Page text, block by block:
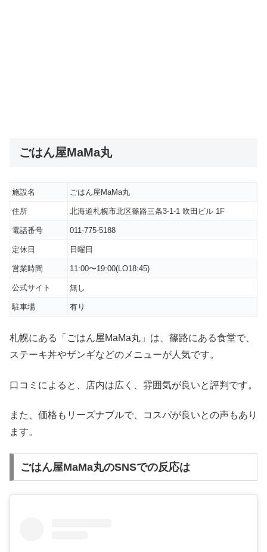
ごはん屋MaMa丸
施設名 ごはん屋MaMa丸
住所 北海道札幌市北区篠路三条3-1-1 吹田ビル 1F
電話番号 011-775-5188
定休日 日曜日
営業時間 11:00〜19:00(LO18:45)
公式サイト 無し
駐車場 有り
札幌にある「ごはん屋MaMa丸」は、篠路にある食堂で、
ステーキ丼やザンギなどのメニューが人気です。
口コミによると、店内は広く、雰囲気が良いと評判です。
また、価格もリーズナブルで、コスパが良いとの声もあり
ます。
ごはん屋MaMa丸のSNSでの反応は